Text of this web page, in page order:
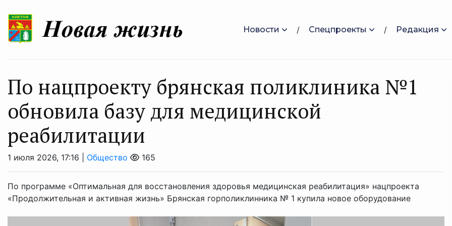
Новости Спецпроекты Редакция
По нацпроекту брянская поликлиника №1
обновила базу для медицинской
реабилитации
1 июля 2026, 17:16 | Общество 165
По программе «Оптимальная для восстановления здоровья медицинская реабилитация» нацпроекта
«Продолжительная и активная жизнь» Брянская горполиклинника № 1 купила новое оборудование